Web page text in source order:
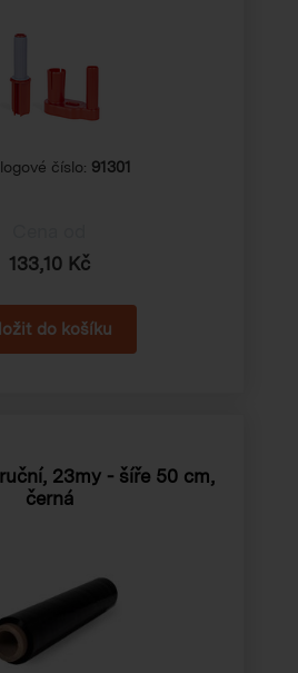
číslo: 91301
133,10 Kč
23my - šíře 50 cm,
černá